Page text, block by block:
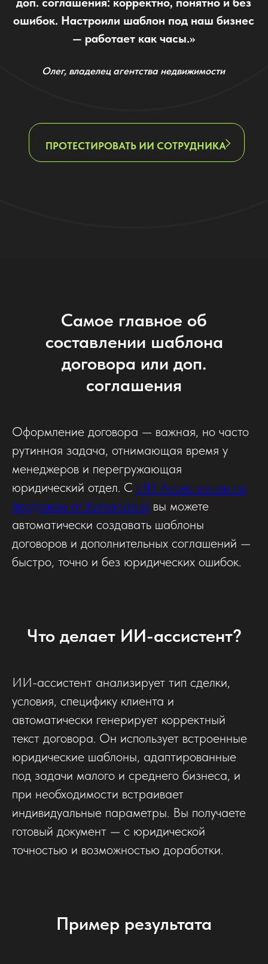
Самое главное об
составлении шаблона
договора или доп.
соглашения
Оформление договора — важная, но часто
рутинная задача, отнимающая время у
менеджеров и перегружающая
юридический отдел. С ИИ Ассистентом по
продажам от Komanda.ai вы можете
автоматически создавать шаблоны
договоров и дополнительных соглашений —
быстро, точно и без юридических ошибок.
Что делает ИИ-ассистент?
ИИ-ассистент анализирует тип сделки,
условия, специфику клиента и
автоматически генерирует корректный
текст договора. Он использует встроенные
юридические шаблоны, адаптированные
под задачи малого и среднего бизнеса, и
при необходимости встраивает
индивидуальные параметры. Вы получаете
готовый документ — с юридической
точностью и возможностью доработки.
Пример результата